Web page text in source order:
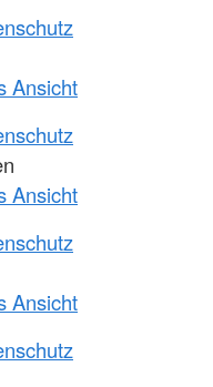
Ansicht
Ansicht
Ansicht